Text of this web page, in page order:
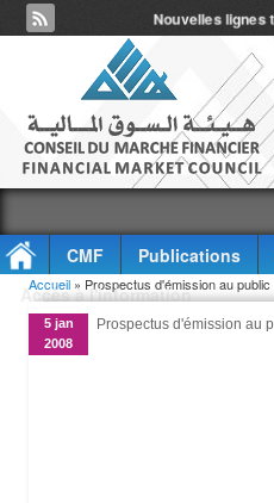
Nouvelles lignes
CMF Publications
Accès à l'information
Vous êtes ici
Accueil » Prospectus d'émission au
5 jan
2008
Prospectus d'émission au